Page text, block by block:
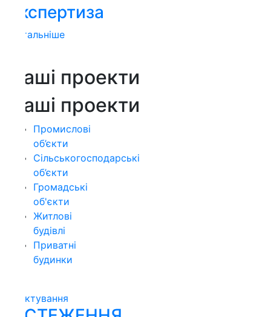
проекти
проекти
Промислові
об’єкти
Сільськогосподарські
об’єкти
Громадські
об'єкти
Житлові
будівлі
Приватні
будинки